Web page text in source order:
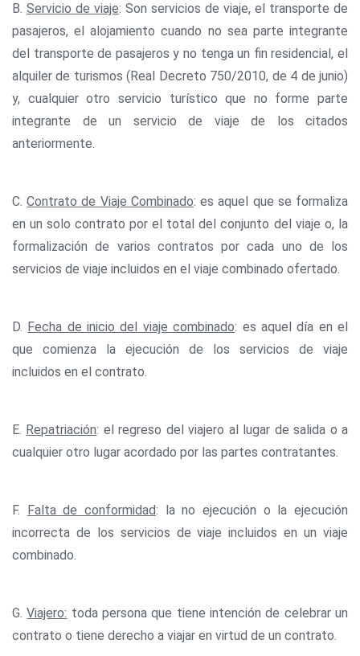
B. Servicio de viaje: Son servicios de viaje, el transporte de
pasajeros, el alojamiento cuando no sea parte integrante
del transporte de pasajeros y no tenga un fin residencial, el
alquiler de turismos (Real Decreto 750/2010, de 4 de junio)
y, cualquier otro servicio turístico que no forme parte
integrante de un servicio de viaje de los citados
anteriormente.
C.Contrato de Viaje Combinado: es aquel que se formaliza
en un solo contrato por el total del conjunto del viaje o, la
formalización de varios contratos por cada uno de los
servicios de viaje incluidos en el viaje combinado ofertado.
D. Fecha de inicio del viaje combinado: es aquel día en el
que comienza la ejecución de los servicios de viaje
incluidos en el contrato.
E. Repatriación: el regreso del viajero al lugar de salida o a
cualquier otro lugar acordado por las partes contratantes.
F. Falta de conformidad: la no ejecución o la ejecución
incorrecta de los servicios de viaje incluidos en un viaje
combinado.
G.Viajero: toda persona que tiene intención de celebrar un
contrato o tiene derecho a viajar en virtud de un contrato.